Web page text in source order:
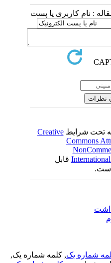
: نام کاربری یا پست
تحت شرایطCreative
Commons
قابل
شماره یک, کلمه شماره یک,